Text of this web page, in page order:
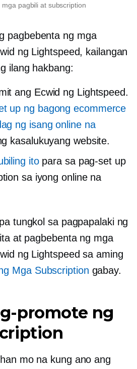
mga pagbili at subscription
pagbebenta ng mga
ng Lightspeed, kailangan
ilang hakbang:
ang Ecwid ng Lightspeed.
up ng bagong ecommerce
ng isang online na
kasalukuyang website.
itopara sa pag-set up
sa iyong online na
tungkol sa pagpapalaki ng
at pagbebenta ng mga
ng Lightspeed sa aming
Mga Subscription gabay.
promote ng
mo na kung ano ang